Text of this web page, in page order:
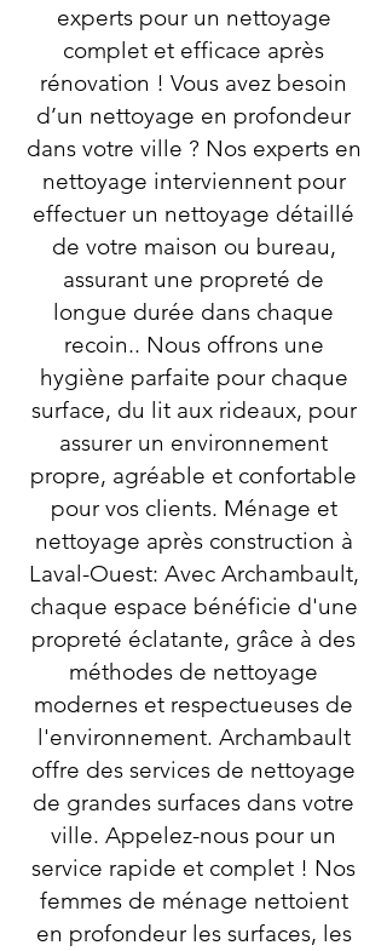
experts pour un nettoyage
complet et efficace après
rénovation ! Vous avez besoin
d’un nettoyage en profondeur
dans votre ville ? Nos experts en
nettoyage interviennent pour
effectuer un nettoyage détaillé
de votre maison ou bureau,
assurant une propreté de
longue durée dans chaque
recoin.. Nous offrons une
hygiène parfaite pour chaque
surface, du lit aux rideaux, pour
assurer un environnement
propre, agréable et confortable
pour vos clients. Ménage et
nettoyage après construction à
Laval-Ouest: Avec Archambault,
chaque espace bénéficie d'une
propreté éclatante, grâce à des
méthodes de nettoyage
modernes et respectueuses de
l'environnement. Archambault
offre des services de nettoyage
de grandes surfaces dans votre
ville. Appelez-nous pour un
service rapide et complet ! Nos
femmes de ménage nettoient
en profondeur les surfaces, les